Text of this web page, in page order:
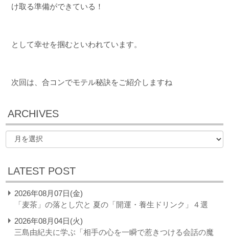
け取る準備ができている！
として幸せを掴むといわれています。
次回は、合コンでモテル秘訣をご紹介しますね
ARCHIVES
LATEST POST
2026年08月07日(金)
「麦茶」の落とし穴と 夏の「開運・養生ドリンク」４選
2026年08月04日(火)
三島由紀夫に学ぶ「相手の心を一瞬で惹きつける会話の魔